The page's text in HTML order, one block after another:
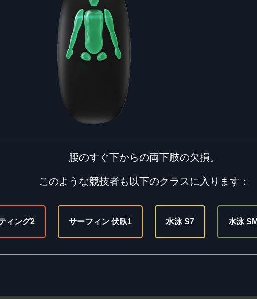
腰のすぐ下からの両下肢の欠損。
このような競技者も以下のクラスに入ります：
ィング2 サーフィン 伏臥1 水泳 S7 水泳